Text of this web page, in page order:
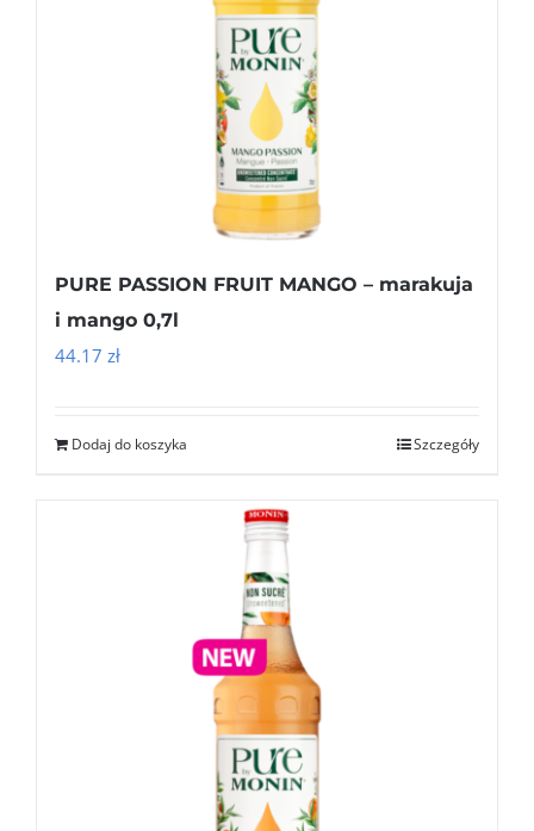
PURE PASSION FRUIT MANGO – marakuja
i mango 0,7l
44.17 zł
Dodaj do koszyka Szczegóły